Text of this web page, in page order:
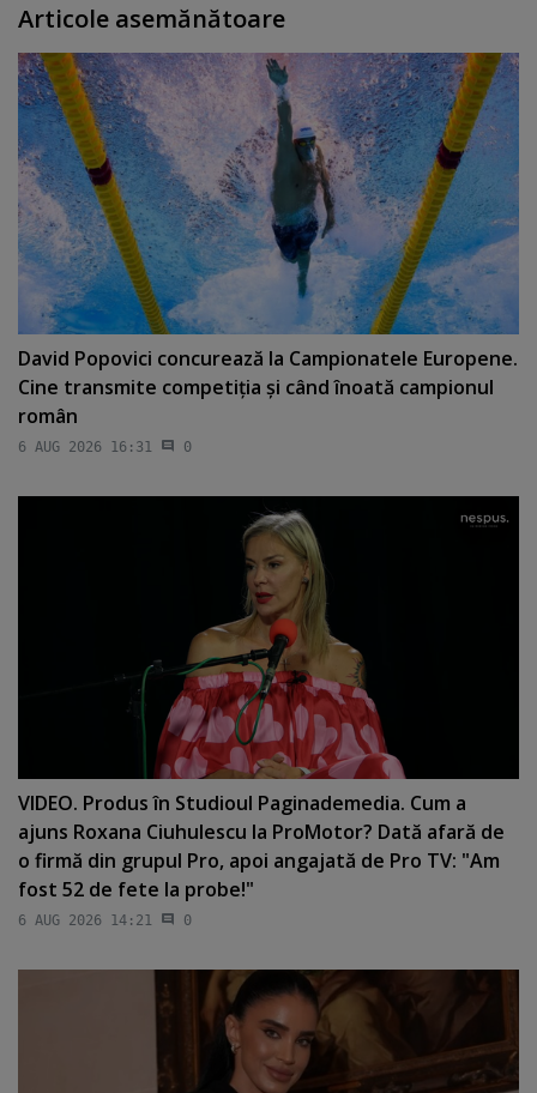
Articole asemănătoare
David Popovici concurează la Campionatele Europene.
Cine transmite competiţia şi când înoată campionul
român
6 AUG 2026 16:31 0
VIDEO. Produs în Studioul Paginademedia. Cum a
ajuns Roxana Ciuhulescu la ProMotor? Dată afară de
o firmă din grupul Pro, apoi angajată de Pro TV: "Am
fost 52 de fete la probe!"
6 AUG 2026 14:21 0